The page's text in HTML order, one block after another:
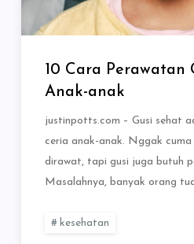
10 Cara Perawatan
Anak-anak
justinpotts.com – Gusi sehat
ceria anak-anak. Nggak cuma
dirawat, tapi gusi juga butuh
Masalahnya, banyak orang
kesehatan